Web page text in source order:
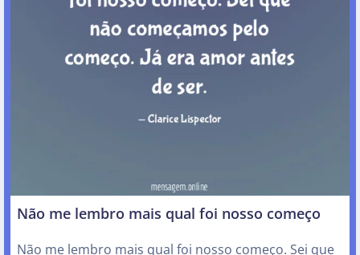
Não me lembro mais qual foi nosso começo
Não me lembro mais qual foi nosso começo. Sei que